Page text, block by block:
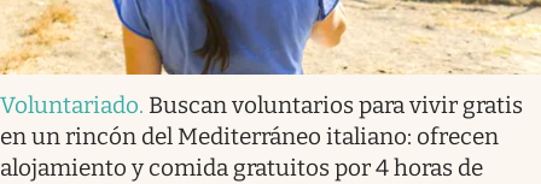
Voluntariado. Buscan voluntarios para vivir gratis
en un rincón del Mediterráneo italiano: ofrecen
alojamiento y comida gratuitos por 4 horas de